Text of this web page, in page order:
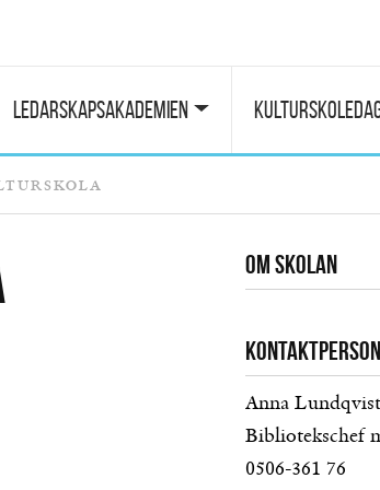
Ledarskapsakademien
Om skolan
Kontaktperson
Anna Lundqvist
Bibliotekschef
0506-361 76